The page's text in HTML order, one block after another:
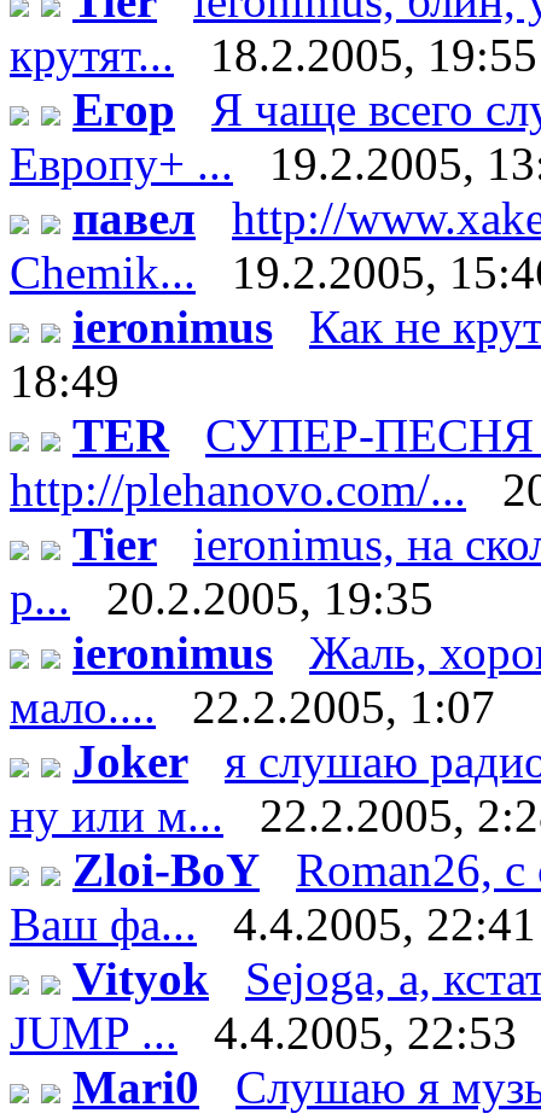
крутят...
18.2.2005, 19:55
Егор
Я чаще всего
Европу+ ...
19.2.2005,
павел
http://
Chemik...
19.2.2005,
ieronimus
Как не
18:49
TER
СУПЕР-ПЕСНЯ
http://plehanovo.com/...
Tier
ieronimus, на
р...
20.2.2005, 19:35
ieronimus
Жаль,
мало....
22.2.2005, 1:07
Joker
я слушаю
ну или м...
22.2.2005,
Zloi-BoY
Roman26, с
Ваш фа...
4.4.2005, 22:41
Vityok
Sejoga, а,
JUMP ...
4.4.2005, 22:53
Mari0
Слушаю я